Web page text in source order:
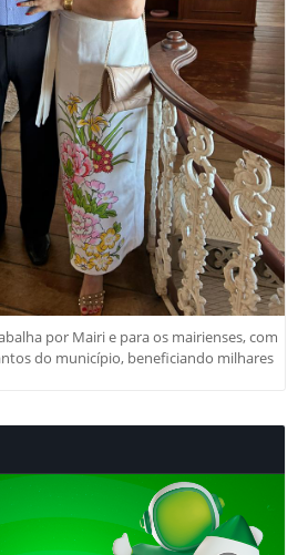
por Mairi e para os mairienses, com
do município, beneficiando milhares